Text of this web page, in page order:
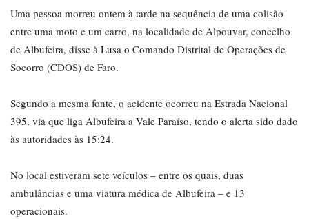
Uma pessoa morreu ontem à tarde na sequência de uma colisão
entre uma moto e um carro, na localidade de Alpouvar, concelho
de Albufeira, disse à Lusa o Comando Distrital de Operações de
Socorro (CDOS) de Faro.
Segundo a mesma fonte, o acidente ocorreu na Estrada Nacional
395, via que liga Albufeira a Vale Paraíso, tendo o alerta sido dado
às autoridades às 15:24.
No local estiveram sete veículos – entre os quais, duas
ambulâncias e uma viatura médica de Albufeira – e 13
operacionais.